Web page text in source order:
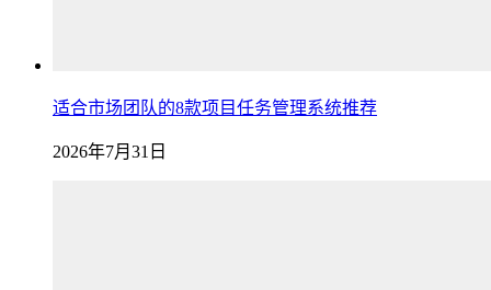
适合市场团队的8款项目任务管理系统推荐
2026年7月31日